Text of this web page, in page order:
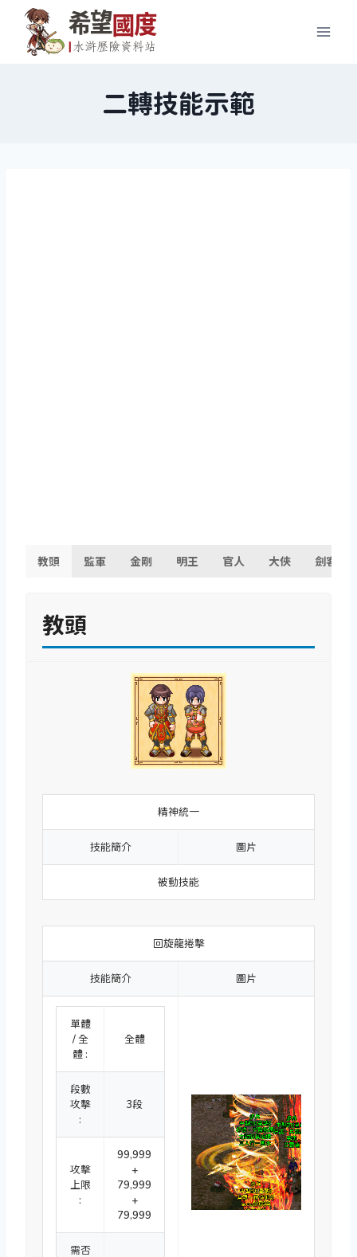
content
二轉技能示範
教頭 監軍 金剛 明王 官人 大俠 劍客
教頭
精神統一
技能簡介 圖片
被動技能
回旋龍捲擊
技能簡介 圖片
單體
/ 全
體 :
全體
段數
攻擊
:
3段
攻擊
上限
:
99,999
+
79,999
+
79,999
需否